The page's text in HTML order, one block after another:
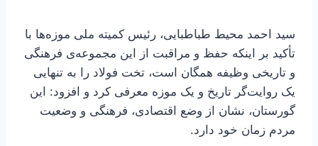
سید احمد محیط طباطبایی، رئیس کمیته ملی موزه‌ها با
تأکید بر اینکه حفظ و مراقبت از این مجموعه‌ی فرهنگی
و تاریخی وظیفه همگان است، تخت فولاد را به تنهایی
یک روایت‌گر تاریخ و یک موزه معرفی کرد و افزود: این
گورستان، نشان از وضع اقتصادی، فرهنگی و وضعیت
مردم زمان خود دارد.